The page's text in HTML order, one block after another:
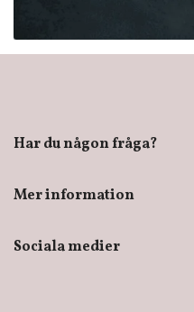
Har du någon fråga?
Mer information
Sociala medier